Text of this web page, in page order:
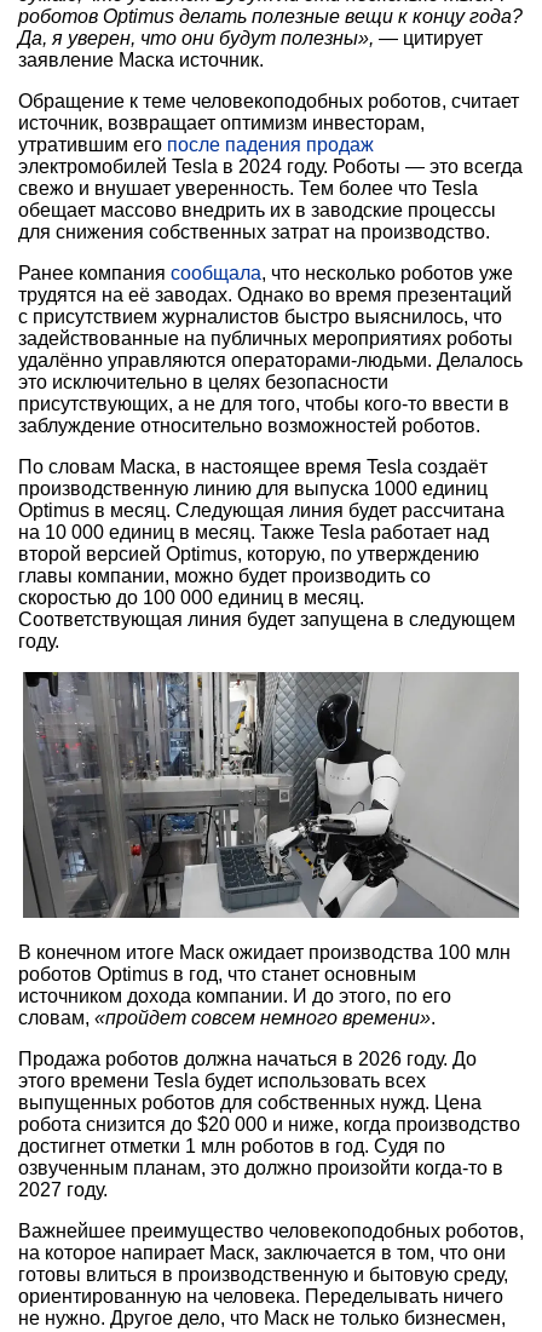
роботов Optimus делать полезные вещи к концу года?
Да, я уверен, что они будут полезны», — цитирует
заявление Маска источник.
Обращение к теме человекоподобных роботов, считает
источник, возвращает оптимизм инвесторам,
утратившим его после падения продаж
электромобилей Tesla в 2024 году. Роботы — это всегда
свежо и внушает уверенность. Тем более что Tesla
обещает массово внедрить их в заводские процессы
для снижения собственных затрат на производство.
Ранее компания сообщала, что несколько роботов уже
трудятся на её заводах. Однако во время презентаций
с присутствием журналистов быстро выяснилось, что
задействованные на публичных мероприятиях роботы
удалённо управляются операторами-людьми. Делалось
это исключительно в целях безопасности
присутствующих, а не для того, чтобы кого-то ввести в
заблуждение относительно возможностей роботов.
По словам Маска, в настоящее время Tesla создаёт
производственную линию для выпуска 1000 единиц
Optimus в месяц. Следующая линия будет рассчитана
на 10 000 единиц в месяц. Также Tesla работает над
второй версией Optimus, которую, по утверждению
главы компании, можно будет производить со
скоростью до 100 000 единиц в месяц.
Соответствующая линия будет запущена в следующем
году.
В конечном итоге Маск ожидает производства 100 млн
роботов Optimus в год, что станет основным
источником дохода компании. И до этого, по его
словам, «пройдет совсем немного времени».
Продажа роботов должна начаться в 2026 году. До
этого времени Tesla будет использовать всех
выпущенных роботов для собственных нужд. Цена
робота снизится до $20 000 и ниже, когда производство
достигнет отметки 1 млн роботов в год. Судя по
озвученным планам, это должно произойти когда-то в
2027 году.
Важнейшее преимущество человекоподобных роботов,
на которое напирает Маск, заключается в том, что они
готовы влиться в производственную и бытовую среду,
ориентированную на человека. Переделывать ничего
не нужно. Другое дело, что Маск не только бизнесмен,